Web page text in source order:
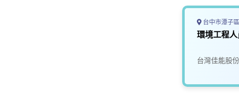
台中市潭子區
環境工程
台灣佳能股